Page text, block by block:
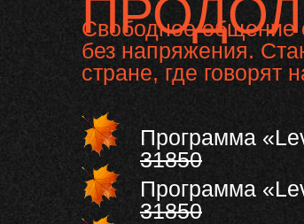
Свободное общение
без напряжения.
стране, где говорят
Программа
31850
Программа
31850